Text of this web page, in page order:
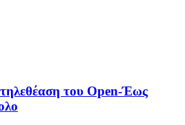
του Open-Έως